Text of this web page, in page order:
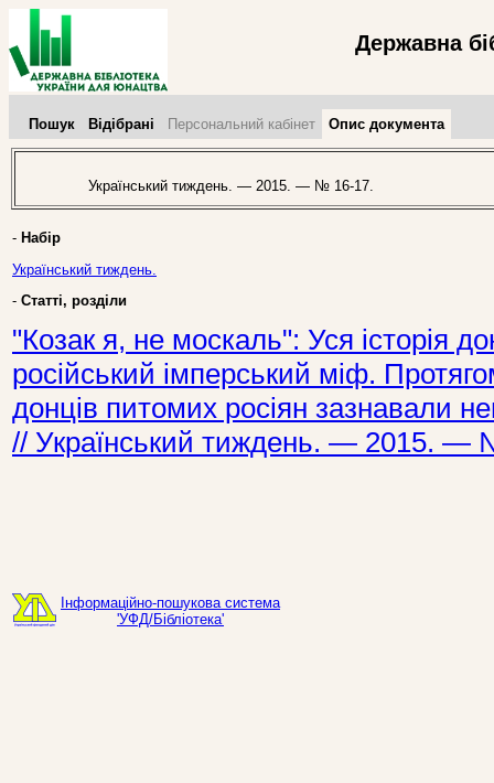
Державна
Пошук Відібрані Персональний кабінет Опис документа
Український тиждень. — 2015. — № 16-17.
- Набір
Український тиждень.
- Статті, розділи
"Козак я, не москаль": Уся історія
російський імперський міф.
донців питомих росіян зазнавали
// Український тиждень. — 2015.
Інформаційно-пошукова система
'УФД/Бібліотека'